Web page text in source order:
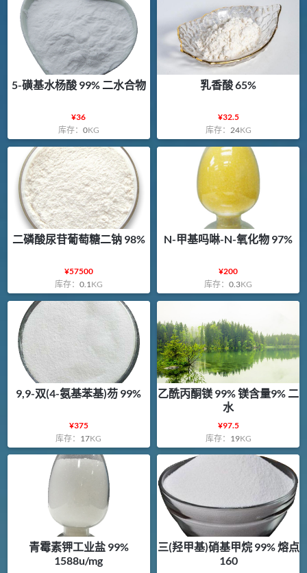
5-磺基水杨酸 99% 二水合物
¥36
库存： 0KG
乳香酸 65%
¥32.5
库存： 24KG
二磷酸尿苷葡萄糖二钠 98%
¥57500
库存： 0.1 KG
N-甲基吗啉-N-氧化物 97%
¥200
库存：0.3KG
9,9-双(4-氨基苯基)芴 99%
¥375
库存： 17KG
乙酰丙酮镁 99% 镁含量9% 二
水
¥97.5
库存： 19KG
青霉素钾工业盐 99%
1588u/mg
三(羟甲基)硝基甲烷 99% 熔点
160